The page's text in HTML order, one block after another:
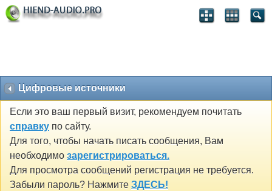
Цифровые источники
Если это ваш первый визит, рекомендуем почитать
справку по сайту.
Для того, чтобы начать писать сообщения, Вам
необходимо зарегистрироваться.
Для просмотра сообщений регистрация не требуется.
Забыли пароль? Нажмите ЗДЕСЬ!